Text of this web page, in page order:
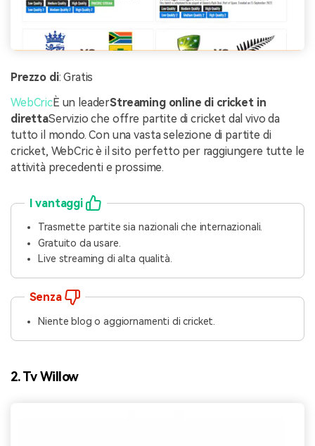
Prezzo di: Gratis
WebCricÈ un leaderStreaming online di cricket in
direttaServizio che offre partite di cricket dal vivo da
tutto il mondo. Con una vasta selezione di partite di
cricket, WebCric è il sito perfetto per raggiungere tutte le
attività precedenti e prossime.
I vantaggi
Trasmette partite sia nazionali che internazionali.
Gratuito da usare.
Live streaming di alta qualità.
Senza
Niente blog o aggiornamenti di cricket.
2. Tv Willow